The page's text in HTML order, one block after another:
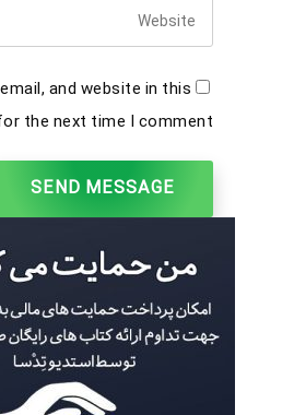
and website in this
the next time I comment.